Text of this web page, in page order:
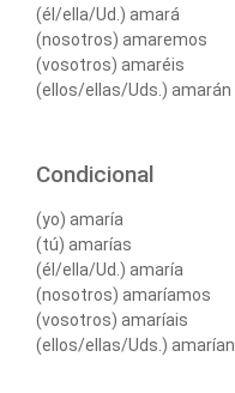
(él/ella/Ud.) amará
(nosotros) amaremos
(vosotros) amaréis
(ellos/ellas/Uds.) amarán
Condicional
(yo) amaría
(tú) amarías
(él/ella/Ud.) amaría
(nosotros) amaríamos
(vosotros) amaríais
(ellos/ellas/Uds.) amarían